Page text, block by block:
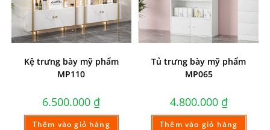
Kệ trưng bày mỹ phẩm
MP110
6.500.000 ₫
Thêm vào giỏ hàng
Tủ trưng bày mỹ phẩm
MP065
4.800.000 ₫
Thêm vào giỏ hàng